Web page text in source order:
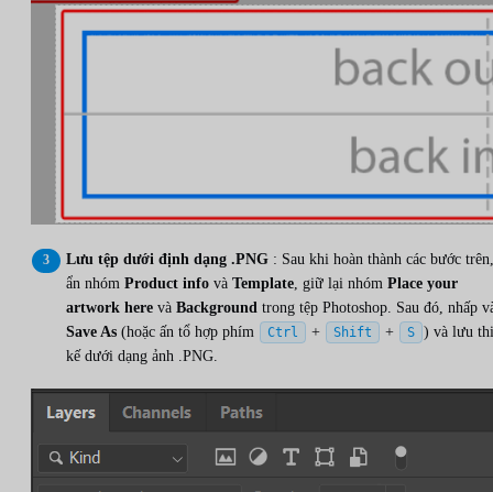
Lưu tệp dưới định dạng .PNG : Sau khi hoàn thành các bước trên,
ẩn nhóm Product info và Template, giữ lại nhóm Place your
artwork here và Background trong tệp Photoshop. Sau đó, nhấp
Save As (hoặc ấn tổ hợp phím Ctrl + Shift + S ) và lưu
kế dưới dạng ảnh .PNG.